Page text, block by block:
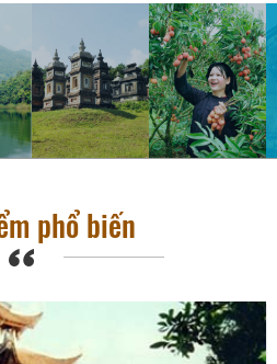
phổ biến